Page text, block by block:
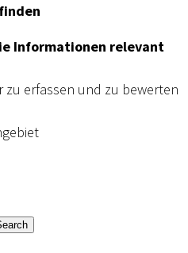
Informationen relevant
erfassen und zu bewerten